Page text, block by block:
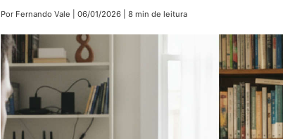
Por Fernando Vale 06/01/2026 8 min de leitura